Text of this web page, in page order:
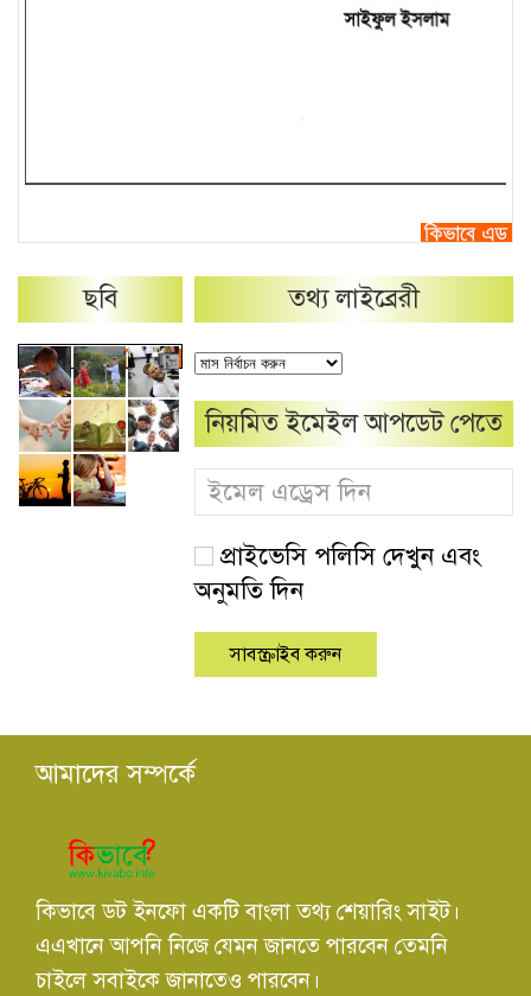
ছবি তথ্য লাইব্রেরী
নিয়মিত ইমেইল আপডেট পেতে
প্রাইভেসি পলিসি দেখুন এবং
অনুমতি দিন
আমাদের সম্পর্কে
কিভাবে ডট ইনফো একটি বাংলা তথ্য শেয়ারিং সাইট।
এএখানে আপনি নিজে যেমন জানতে পারবেন তেমনি
চাইলে সবাইকে জানাতেও পারবেন।